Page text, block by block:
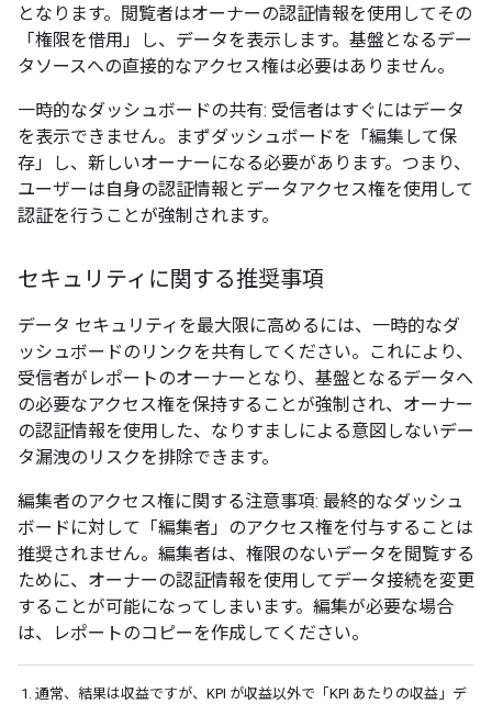
となります。閲覧者はオーナーの認証情報を使用してその
「権限を借用」し、データを表示します。基盤となるデー
タソースへの直接的なアクセス権は必要はありません。
一時的なダッシュボードの共有: 受信者はすぐにはデータ
を表示できません。まずダッシュボードを「編集して保
存」し、新しいオーナーになる必要があります。つまり、
ユーザーは自身の認証情報とデータアクセス権を使用して
認証を行うことが強制されます。
セキュリティに関する推奨事項
データ セキュリティを最大限に高めるには、一時的なダ
ッシュボードのリンクを共有してください。これにより、
受信者がレポートのオーナーとなり、基盤となるデータへ
の必要なアクセス権を保持することが強制され、オーナー
の認証情報を使用した、なりすましによる意図しないデー
タ漏洩のリスクを排除できます。
編集者のアクセス権に関する注意事項: 最終的なダッシュ
ボードに対して「編集者」のアクセス権を付与することは
推奨されません。編集者は、権限のないデータを閲覧する
ために、オーナーの認証情報を使用してデータ接続を変更
することが可能になってしまいます。編集が必要な場合
は、レポートのコピーを作成してください。
通常、結果は収益ですが、KPI が収益以外で「KPI あたりの収益」デ